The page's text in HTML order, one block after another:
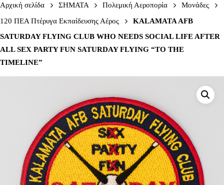
Αρχική σελίδα ΣΗΜΑΤΑ Πολεμική Αεροπορία
Μονάδες
120 ΠΕΑ Πτέρυγα Εκπαίδευσης Αέρος
KALAMATA AFB
SATURDAY FLYING CLUB WHO NEEDS SOCIAL LIFE AFTER
ALL SEX PARTY FUN SATURDAY FLYING “TO THE
TIMELINE”